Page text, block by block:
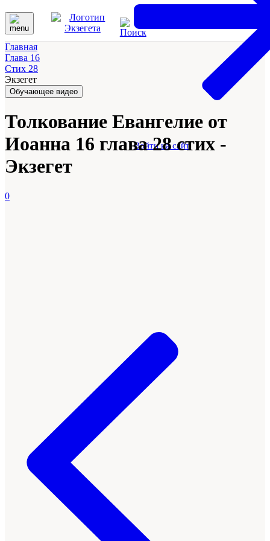
Войти на сайт
Главная
Глава 16
Стих 28
Экзегет
Обучающее видео
Толкование Евангелие от
Иоанна 16 глава 28 стих -
Экзегет
0